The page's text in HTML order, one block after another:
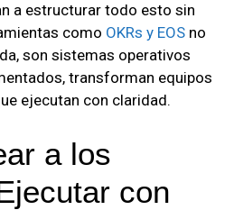
a estructurar todo esto sin
como OKRs y EOS no
son sistemas operativos
transforman equipos
ejecutan con claridad.
a los
con